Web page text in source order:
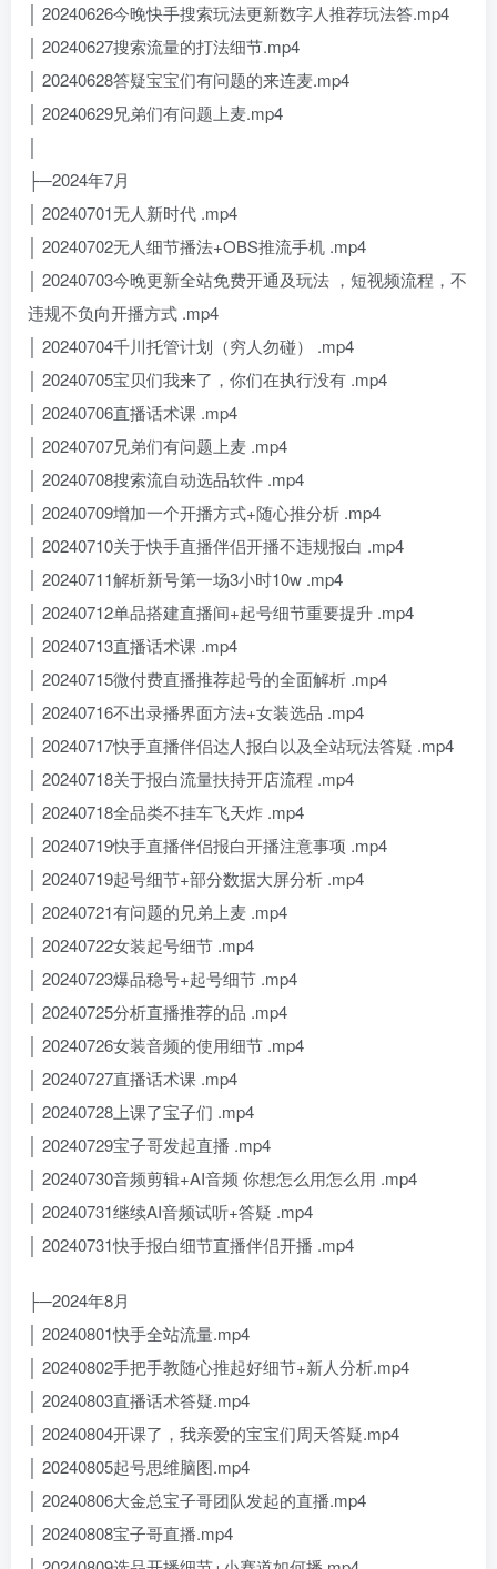
│ 20240626今晚快手搜索玩法更新数字人推荐玩法答.mp4
│ 20240627搜索流量的打法细节.mp4
│ 20240628答疑宝宝们有问题的来连麦.mp4
│ 20240629兄弟们有问题上麦.mp4
├─2024年7月
│ 20240701无人新时代 .mp4
│ 20240702无人细节播法+OBS推流手机 .mp4
│ 20240703今晚更新全站免费开通及玩法 ，短视频流程，不
违规不负向开播方式 .mp4
│ 20240704千川托管计划（穷人勿碰） .mp4
│ 20240705宝贝们我来了，你们在执行没有 .mp4
│ 20240706直播话术课 .mp4
│ 20240707兄弟们有问题上麦 .mp4
│ 20240708搜索流自动选品软件 .mp4
│ 20240709增加一个开播方式+随心推分析 .mp4
│ 20240710关于快手直播伴侣开播不违规报白 .mp4
│ 20240711解析新号第一场3小时10w .mp4
│ 20240712单品搭建直播间+起号细节重要提升 .mp4
│ 20240713直播话术课 .mp4
│ 20240715微付费直播推荐起号的全面解析 .mp4
│ 20240716不出录播界面方法+女装选品 .mp4
│ 20240717快手直播伴侣达人报白以及全站玩法答疑 .mp4
│ 20240718关于报白流量扶持开店流程 .mp4
│ 20240718全品类不挂车飞天炸 .mp4
│ 20240719快手直播伴侣报白开播注意事项 .mp4
│ 20240719起号细节+部分数据大屏分析 .mp4
│ 20240721有问题的兄弟上麦 .mp4
│ 20240722女装起号细节 .mp4
│ 20240723爆品稳号+起号细节 .mp4
│ 20240725分析直播推荐的品 .mp4
│ 20240726女装音频的使用细节 .mp4
│ 20240727直播话术课 .mp4
│ 20240728上课了宝子们 .mp4
│ 20240729宝子哥发起直播 .mp4
│ 20240730音频剪辑+AI音频 你想怎么用怎么用 .mp4
│ 20240731继续AI音频试听+答疑 .mp4
│ 20240731快手报白细节直播伴侣开播 .mp4
├─2024年8月
│ 20240801快手全站流量.mp4
│ 20240802手把手教随心推起好细节+新人分析.mp4
│ 20240803直播话术答疑.mp4
│ 20240804开课了，我亲爱的宝宝们周天答疑.mp4
│ 20240805起号思维脑图.mp4
│ 20240806大金总宝子哥团队发起的直播.mp4
│ 20240808宝子哥直播.mp4